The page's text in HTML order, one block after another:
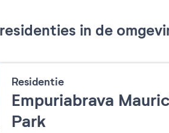
in de
Residentie
Empuriabrava
Park